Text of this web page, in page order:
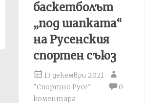
баскетболът
„под шапката“
на Русенския
спортен съюз
13 декември 2021
"Спортно Русе"
0
коментара